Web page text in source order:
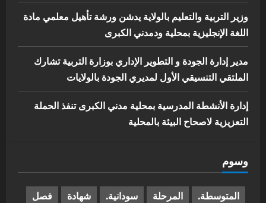
وزير التربية والتعليم بالولاية يدشن ورشة تأهيل معلمي مادة
اللغة الإنجليزية بمحلية ودمدني الكبرى
مدير إدارة الجودة و التطوير الإداري بوزارة التربية تشارك
الملتقي التنسيقي الأول لمديري الجودة بالولايات
إدارة الأنشطة المدرسية بمحلية مدني الكبرى تنفذ الحملة
التعزيزية لاصحاح البيئة بالمحلية
وسوم
المتوسطة. المرحلة سودانية. شهادة فصل